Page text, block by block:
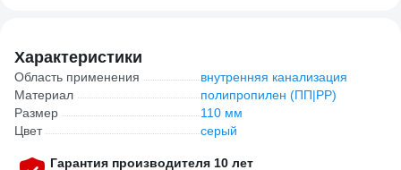
Характеристики
Область применения
внутренняя канализация
Материал
полипропилен (ПП|PP)
Размер
110 мм
Цвет
серый
Гарантия производителя 10 лет